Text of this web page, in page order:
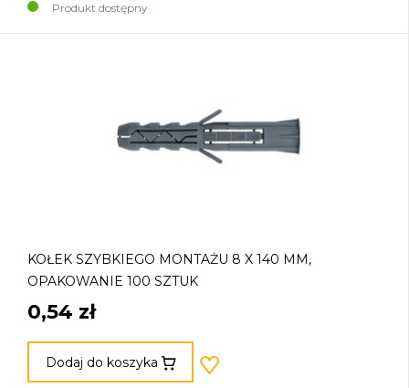
Produkt dostępny
KOŁEK SZYBKIEGO MONTAŻU 8 X 140 MM,
OPAKOWANIE 100 SZTUK
0,54 zł
Dodaj do koszyka